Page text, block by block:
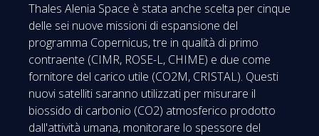
Thales Alenia Space è stata anche scelta per cinque
delle sei nuove missioni di espansione del
programma Copernicus, tre in qualità di primo
contraente (CIMR, ROSE-L, CHIME) e due come
fornitore del carico utile (CO2M, CRISTAL). Questi
nuovi satelliti saranno utilizzati per misurare il
biossido di carbonio (CO2) atmosferico prodotto
dall'attività umana, monitorare lo spessore del